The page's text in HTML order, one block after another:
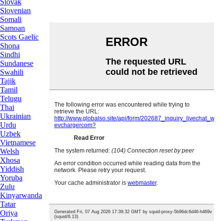
Slovak
Slovenian
Somali
Samoan
Scots Gaelic
Shona
Sindhi
Sundanese
Swahili
Tajik
Tamil
Telugu
Thai
Ukrainian
Urdu
Uzbek
Vietnamese
Welsh
Xhosa
Yiddish
Yoruba
Zulu
Kinyarwanda
Tatar
Oriya